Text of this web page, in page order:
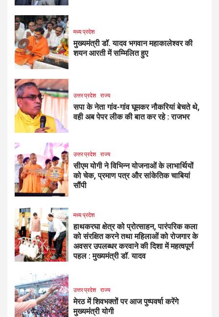
मध्य प्रदेश
मुख्यमंत्री डॉ. यादव भगवान महाकालेश्‍वर की
शयन आरती में सम्मिलित हुए
उत्तर प्रदेश राज्य
सपा के नेता गांव-गांव घूमकर नौकरियां बेचते थे,
वही अब पेपर लीक की बात कर रहे : राजभर
उत्तर प्रदेश राज्य
सीएम योगी ने विभिन्न योजनाओं के लाभार्थियों
को चेक, प्रमाण पत्र और सांकेतिक चाबियां
सौंपी
मध्य प्रदेश
हाथकरघा क्षेत्र को प्रोत्साहन, पारंपरिक कला
को संरक्षित करने तथा महिलाओं को रोजगार के
अवसर उपलब्धर करवाने की दिशा में महत्वपूर्ण
पहल : मुख्यमंत्री डॉ. यादव
उत्तर प्रदेश राज्य
मेरठ में शिवभक्तों पर आज पुष्पवर्षा करेंगे
मुख्यमंत्री योगी